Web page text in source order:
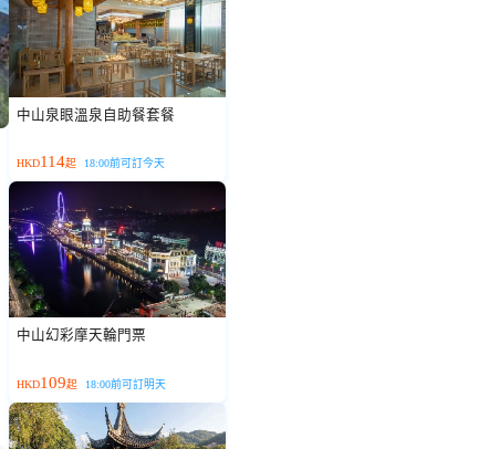
中山泉眼溫泉自助餐套餐
HKD114起 18:00前可訂今天
中山幻彩摩天輪門票
HKD109起 18:00前可訂明天